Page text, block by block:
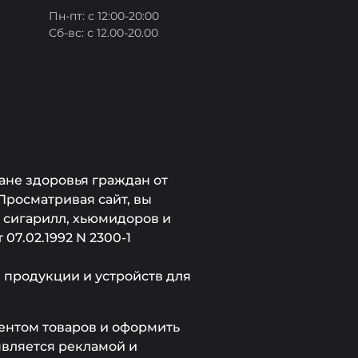
Пн-пт: с 12:00-20:00
Сб-вс: с 12.00-20.00
здоровья граждан от
сайт, вы
сигарилл, хьюмидоров и
N 2300-1
и устройств для
товаров и оформить
рекламой и